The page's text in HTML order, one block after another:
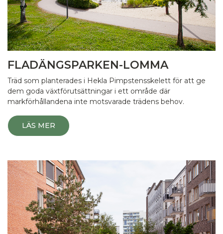
FLADÄNGSPARKEN-LOMMA
Träd som planterades i Hekla Pimpstensskelett för att ge
dem goda växtförutsättningar i ett område där
markförhållandena inte motsvarade trädens behov.
LÄS MER